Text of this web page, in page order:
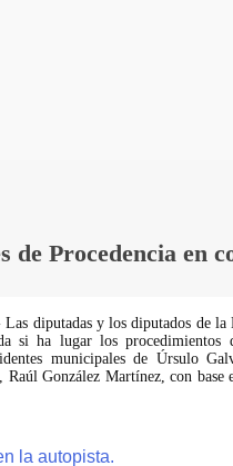
de Procedencia en
Las diputadas y los diputados de
si ha lugar los procedimientos
municipales de Úrsulo
González Martínez, con base
la autopista.